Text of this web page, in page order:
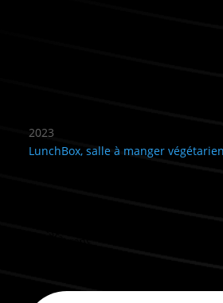
2023
LunchBox, salle à manger